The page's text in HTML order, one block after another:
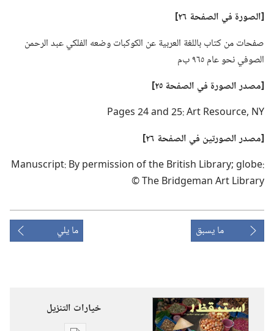
‏[الصورة في الصفحة ٢٦]‏
صفحات من كتاب باللغة العربية عن الكوكبات وضعه الفلكي عبد الرحمن
الصوفي نحو عام ٩٦٥ ب‌م
‏[مصدر الصورة في الصفحة ٢٥]‏
Pages 24 and 25: Art Resource,‎ NY
‏[مصدر الصورتين في الصفحة ٢٦]‏
Manuscript: By permission of the British Library; globe:
© The Bridgeman Art Library
ما يسبق ما يلي
خيارات التنزيل